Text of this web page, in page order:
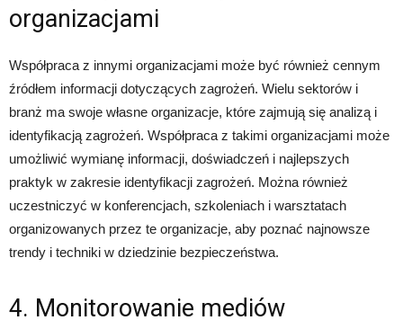
organizacjami
Współpraca z innymi organizacjami może być również cennym
źródłem informacji dotyczących zagrożeń. Wielu sektorów i
branż ma swoje własne organizacje, które zajmują się analizą i
identyfikacją zagrożeń. Współpraca z takimi organizacjami może
umożliwić wymianę informacji, doświadczeń i najlepszych
praktyk w zakresie identyfikacji zagrożeń. Można również
uczestniczyć w konferencjach, szkoleniach i warsztatach
organizowanych przez te organizacje, aby poznać najnowsze
trendy i techniki w dziedzinie bezpieczeństwa.
4. Monitorowanie mediów